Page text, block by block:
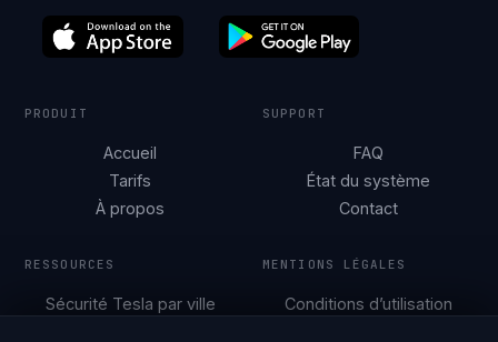
PRODUIT
Accueil
Tarifs
À propos
SUPPORT
FAQ
État du système
Contact
RESSOURCES
Sécurité Tesla par ville
MENTIONS LÉGALES
Conditions d’utilisation